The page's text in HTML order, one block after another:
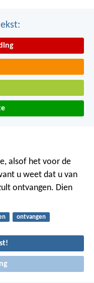
alsof het voor de
u weet dat u van
ontvangen. Dien
ontvangen